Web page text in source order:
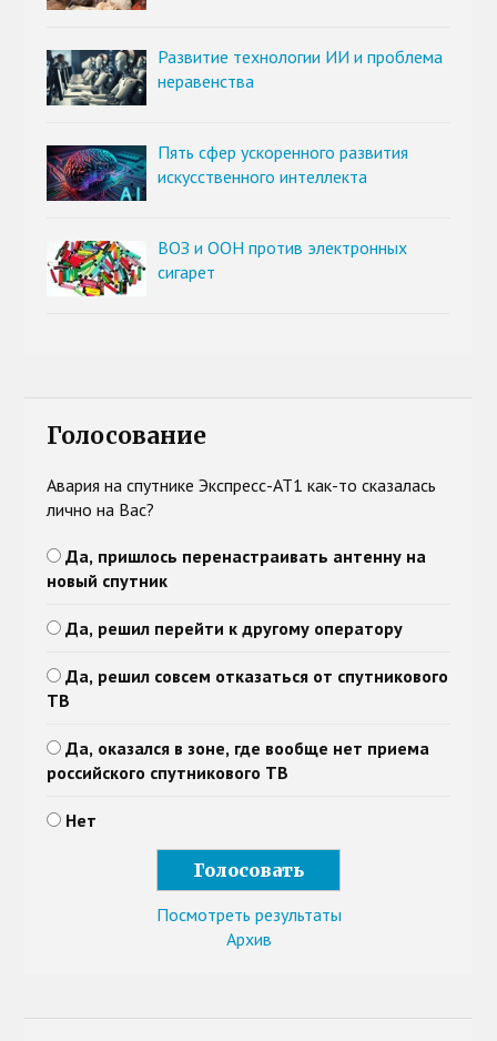
Развитие технологии ИИ и проблема
неравенства
Пять сфер ускоренного развития
искусственного интеллекта
ВОЗ и ООН против электронных
сигарет
Голосование
Авария на спутнике Экспресс-АТ1 как-то сказалась
лично на Вас?
Да, пришлось перенастраивать антенну на
новый спутник
Да, решил перейти к другому оператору
Да, решил совсем отказаться от спутникового
ТВ
Да, оказался в зоне, где вообще нет приема
российского спутникового ТВ
Нет
Посмотреть результаты
Архив